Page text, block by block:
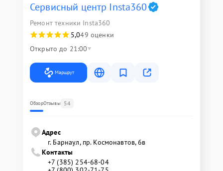
Сервисный центр Insta360
Ремонт техники Insta360
5,049 оценки
Открыто до 21:00
Маршрут
ОбзорОтзывы 54
Адрес
г. Барнаул, ​пр. Космонавтов, 6в
Контакты
+7 (385) 254-68-04